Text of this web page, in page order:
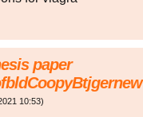
paper
10:53)